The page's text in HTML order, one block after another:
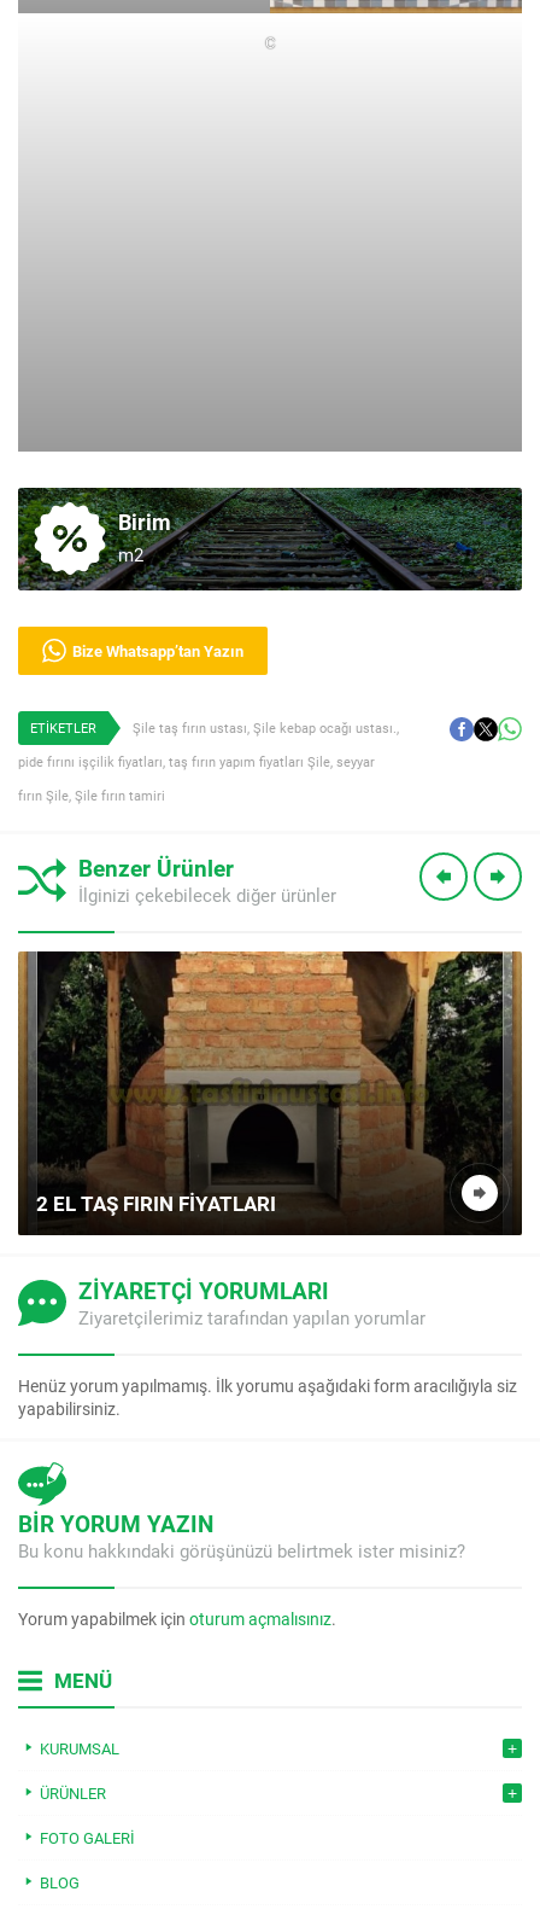
C
Birim
m2
Bize Whatsapp’tan Yazın
ETİKETLER Şile taş fırın ustası, Şile kebap ocağı ustası.,
pide fırını işçilik fiyatları, taş fırın yapım fiyatları Şile, seyyar
fırın Şile, Şile fırın tamiri
Benzer Ürünler
İlginizi çekebilecek diğer ürünler
PROFESYONEL BAHÇE TAŞ FIRIN
VE TASARIMI (KIŞIYE ÖZEL)
ZİYARETÇİ YORUMLARI
Ziyaretçilerimiz tarafından yapılan yorumlar
Henüz yorum yapılmamış. İlk yorumu aşağıdaki form aracılığıyla siz
yapabilirsiniz.
BİR YORUM YAZIN
Bu konu hakkındaki görüşünüzü belirtmek ister misiniz?
Yorum yapabilmek için oturum açmalısınız.
MENÜ
KURUMSAL
ÜRÜNLER
FOTO GALERI
BLOG